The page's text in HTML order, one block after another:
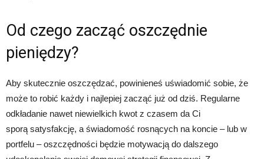
Od czego zacząć oszczędnie
pieniędzy?
Aby skutecznie oszczędzać, powinieneś uświadomić sobie, że
może to robić każdy i najlepiej zacząć już od dziś. Regularne
odkładanie nawet niewielkich kwot z czasem da Ci
sporą satysfakcję, a świadomość rosnących na koncie – lub w
portfelu – oszczędności będzie motywacją do dalszego